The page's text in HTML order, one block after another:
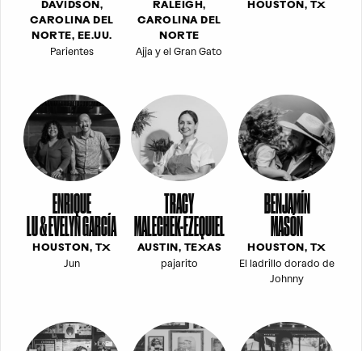
DAVIDSON,
CAROLINA DEL
NORTE, EE.UU.
Parientes
RALEIGH,
CAROLINA DEL
NORTE
Ajja y el Gran Gato
HOUSTON, TX
ENRIQUE
LU & EVELYN GARCÍA
HOUSTON, TX
Jun
TRACY
MALECHEK-EZEQUIEL
AUSTIN, TEXAS
pajarito
BENJAMÍN
MASÓN
HOUSTON, TX
El ladrillo dorado de
Johnny